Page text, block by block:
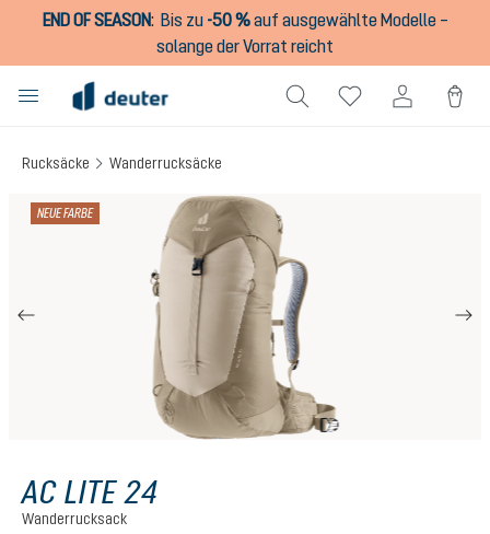
springen
END OF SEASON: Bis zu -50 %auf ausgewählte Modelle –
solange der Vorrat reicht
Rucksäcke Wanderrucksäcke
NEUE FARBE
Bildergalerie überspringen
AC LITE 24
Wanderrucksack